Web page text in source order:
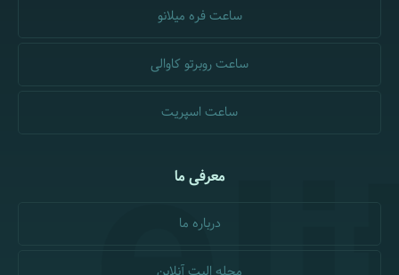
ساعت فره میلانو
ساعت روبرتو کاوالی
ساعت اسپریت
معرفی ما
درباره ما